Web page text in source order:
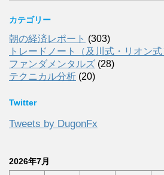
カテゴリー
朝の経済レポート (303)
トレードノート（及川式・リオン式
ファンダメンタルズ (28)
テクニカル分析 (20)
Twitter
Tweets by DugonFx
2026年7月